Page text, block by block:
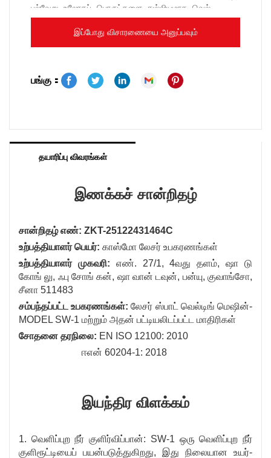
பல்வேறு உலோகப் பொருட்களை துல்லியமாக வெல்டிங்
நகைத் துறை வல்லுநர்கள் மற்றும்
இப்போது விசாரணையை அனுப்பவும்
பங்கு：
தயாரிப்பு விவரங்கள்
இணக்கச் சான்றிதழ்
சான்றிதழ் எண்: ZKT-25122431464C
உற்பத்தியாளர் பெயர்: காஸ்மோ லேசர் உபகரணங்கள்
உற்பத்தியாளர் முகவரி: எண். 27/1, 4வது தளம், ஷா டு
கோங் லு, ஃபு சோங் கன், ஷா வான் டவுன், பன்யு, குவாங்சோ,
சீனா 511483
சம்பந்தப்பட்ட உபகரணங்கள்: லேசர் ஸ்பாட் வெல்டிங் மெஷின்-
MODEL SW-1 மற்றும் அதன் பட்டியலிடப்பட்ட மாதிரிகள்
சோதனை தரநிலை: EN ISO 12100: 2010
ஈஎன் 60204-1: 2018
இயந்திர விளக்கம்
1. வெளிப்புற நீர் குளிர்விப்பான்: SW-1 ஒரு வெளிப்புற நீர்
குளிரூட்டியைப் பயன்படுத்துகிறது, இது நிலையான உயர்-